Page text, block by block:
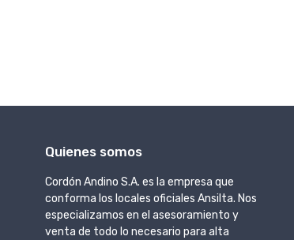
Quienes somos
Cordón Andino S.A. es la empresa que
conforma los locales oficiales Ansilta. Nos
especializamos en el asesoramiento y
venta de todo lo necesario para alta